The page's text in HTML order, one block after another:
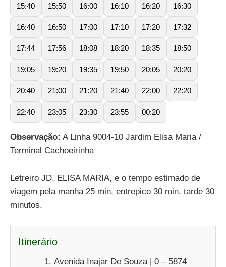
15:40 15:50 16:00 16:10 16:20 16:30
16:40 16:50 17:00 17:10 17:20 17:32
17:44 17:56 18:08 18:20 18:35 18:50
19:05 19:20 19:35 19:50 20:05 20:20
20:40 21:00 21:20 21:40 22:00 22:20
22:40 23:05 23:30 23:55 00:20
Observação: A Linha 9004-10 Jardim Elisa Maria /
Terminal Cachoeirinha
Letreiro JD. ELISA MARIA, e o tempo estimado de
viagem pela manha 25 min, entrepico 30 min, tarde 30
minutos.
Itinerário
Avenida Inajar De Souza | 0 – 5874